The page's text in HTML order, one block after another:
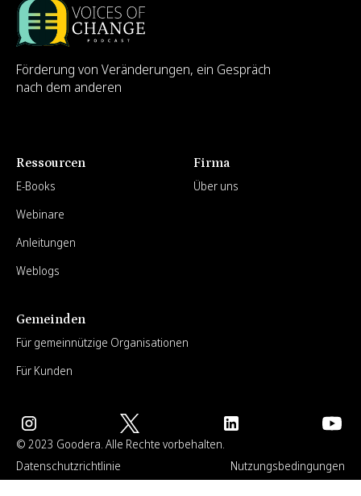
Förderung von Veränderungen, ein Gespräch
nach dem anderen
Ressourcen
E-Books
Webinare
Anleitungen
Weblogs
Firma
Über uns
Gemeinden
Für gemeinnützige Organisationen
Für Kunden
© 2023 Goodera. Alle Rechte vorbehalten.
Datenschutzrichtlinie
Nutzungsbedingungen